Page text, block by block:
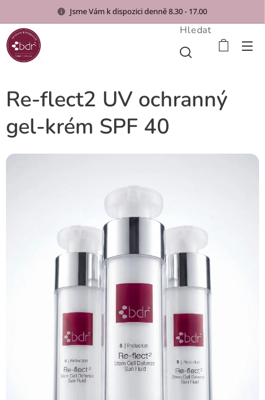
Jsme Vám k dispozici denně 8.30 - 17.00
Hledat
Re-flect2 UV ochranný
gel-krém SPF 40